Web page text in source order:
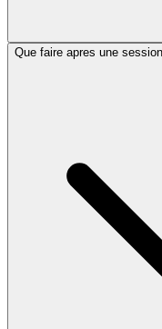
Que faire apres une